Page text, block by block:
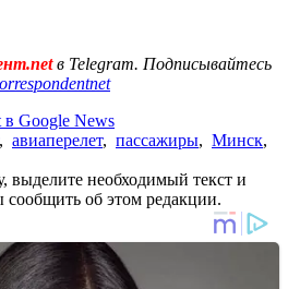
в Telegram. Подписывайтесь
в Google News
, авиаперелет, пассажиры, Минск,
выделите необходимый текст и
об этом редакции.